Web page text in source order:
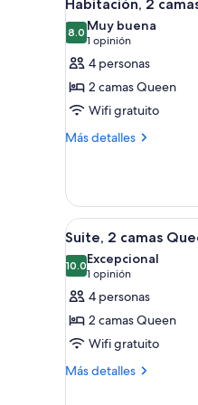
(Journeyman)
todas
las
fotos
de
Habitación,
2
camas
(Master)
Habitación, 2
8.08.0 de 10
Muy buena
1 opinión
(1
opinión)
4 personas
2 camas Queen
Wifi gratuito
Más detalles
Más
2
camas
Queen
(Master)
Abrir
todas
las
fotos
de
Suite,
2
camas
7
Suite, 2 camas
10.010.0 de 10
Excepcional
1 opinión
(1
opinión)
4 personas
2 camas Queen
Wifi gratuito
Más detalles
Más